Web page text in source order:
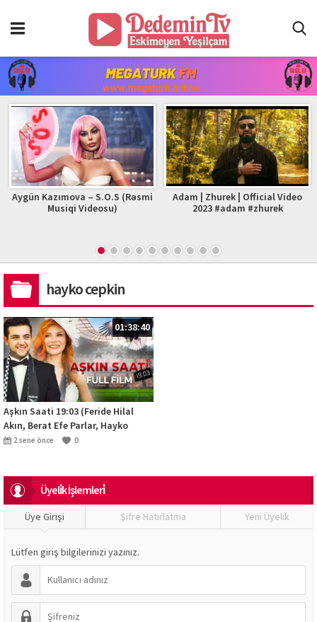
Aygün Kazımova – S.O.S (Rəsmi
Musiqi Videosu)
Adam | Zhurek | Official Video
2023 #adam #zhurek
hayko cepkin
01:38:40
Aşkın Saati 19:03 (Feride Hilal
Akın, Berat Efe Parlar, Hayko
Cepkin) | Yerli Komedi Filmi
2 sene önce 0
Üyeli̇k İşlemleri̇
Üye Girişi Şifre Hatırlatma Yeni Üyelik
Lütfen giriş bilgilerinizi yazınız.